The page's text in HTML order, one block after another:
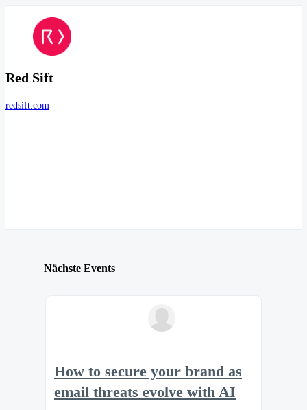
Red Sift
redsift.com
Nächste Events
How to secure your brand as
email threats evolve with AI